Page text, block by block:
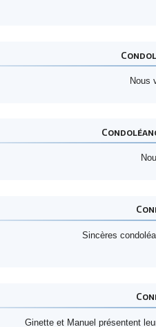
Nous
Sincères
Ginette et Manuel présentent